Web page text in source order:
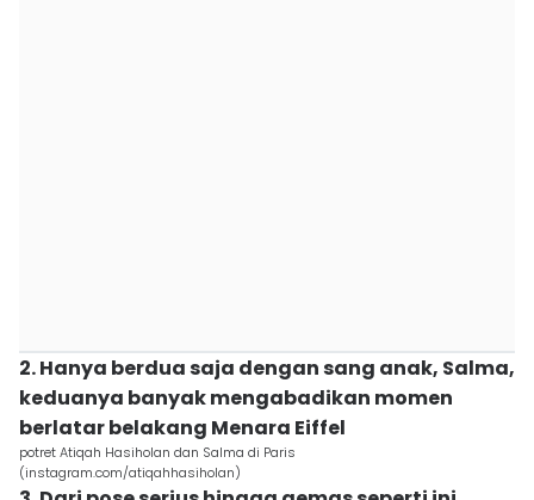
2. Hanya berdua saja dengan sang anak, Salma,
keduanya banyak mengabadikan momen
berlatar belakang Menara Eiffel
potret Atiqah Hasiholan dan Salma di Paris
(instagram.com/atiqahhasiholan)